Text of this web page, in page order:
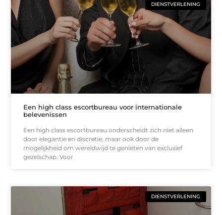
DIENSTVERLENING
Een high class escortbureau voor internationale
belevenissen
Een high class escortbureau onderscheidt zich niet alleen
door elegantie en discretie, maar ook door de
mogelijkheid om wereldwijd te genieten van exclusief
gezelschap. Voor
DIENSTVERLENING